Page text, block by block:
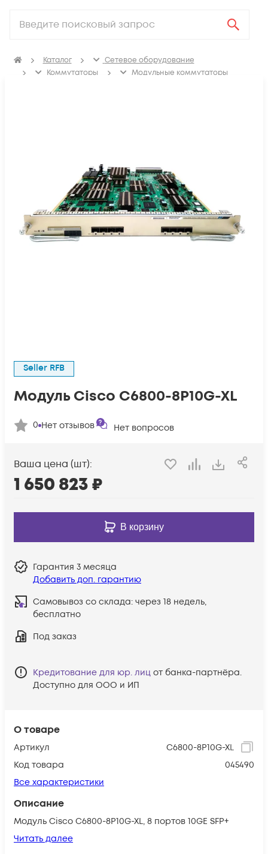
Каталог
Сетевое оборудование
Коммутаторы
Модульные коммутаторы
О товаре
Артикул
C6800-8P10G-XL
Код товара
045490
Все характеристики
Описание
Модуль Cisco C6800-8P10G-XL, 8 портов 10GE SFP+
Читать далее
Seller RFB
Модуль Cisco C6800-8P10G-XL
0 Нет отзывов Нет вопросов
Ваша цена (шт):
1 650 823₽
В корзину
Гарантия 3 месяца
Добавить доп. гарантию
Самовывоз со склада: через 18 недель,
бесплатно
Под заказ
Кредитование для юр. лиц от банка-партнёра.
Доступно для ООО и ИП